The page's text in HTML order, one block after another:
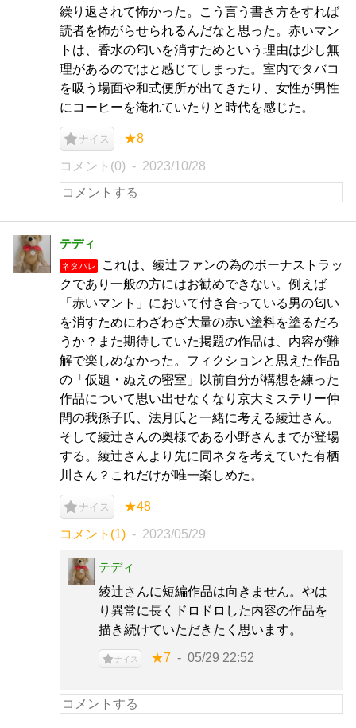
繰り返されて怖かった。こう言う書き方をすれば
読者を怖がらせられるんだなと思った。赤いマン
トは、香水の匂いを消すためという理由は少し無
理があるのではと感じてしまった。室内でタバコ
を吸う場面や和式便所が出てきたり、女性が男性
にコーヒーを淹れていたりと時代を感じた。
ナイス ★8
コメント(0) 2023/10/28
テディ
ネタバレ
これは、綾辻ファンの為のボーナストラッ
クであり一般の方にはお勧めできない。例えば
「赤いマント」において付き合っている男の匂い
を消すためにわざわざ大量の赤い塗料を塗るだろ
うか？また期待していた掲題の作品は、内容が難
解で楽しめなかった。フィクションと思えた作品
の「仮題・ぬえの密室」以前自分が構想を練った
作品について思い出せなくなり京大ミステリー仲
間の我孫子氏、法月氏と一緒に考える綾辻さん。
そして綾辻さんの奥様である小野さんまでが登場
する。綾辻さんより先に同ネタを考えていた有栖
川さん？これだけが唯一楽しめた。
ナイス ★48
コメント(1) 2023/05/29
テディ
綾辻さんに短編作品は向きません。やは
り異常に長くドロドロした内容の作品を
描き続けていただきたく思います。
ナイス ★7 05/29 22:52